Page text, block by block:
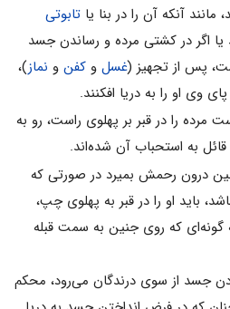
آنکه آن را در بنا یا تابوتی
یا اگر در کشتی مرده و رساندن جسد
پس از تجهیز (غسلو کفنو نماز)،
وی او را به دریا افکنند.
مرده را در قبر بر پهلوی راست، رو به
به استحباب آن شده‌اند.
جنین درون رحمش بمیرد در صورتی که
باید او را در قبر به پهلوی چپ،
گونه‌ای که روی جنین به سمت قبله
جسد از سوی درندگان می‌رود، محکم